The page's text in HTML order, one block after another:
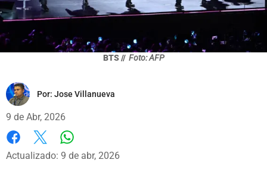
BTS // Foto: AFP
Por: Jose Villanueva
9 de Abr, 2026
Facebook
X
Actualizado: 9 de abr, 2026